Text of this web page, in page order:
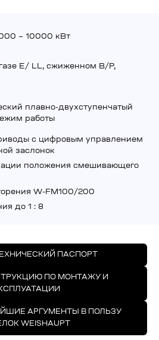
– 10000 кВт
E/ LL, сжиженном B/P,
плавно-двухступенчатый
работы
с цифровым управлением
заслонок
положения смешивающего
W-FM100/200
до 1 : 8
ПАСПОРТ
ПО МОНТАЖУ И
АРГУМЕНТЫ В ПОЛЬЗУ
WEISHAUPT